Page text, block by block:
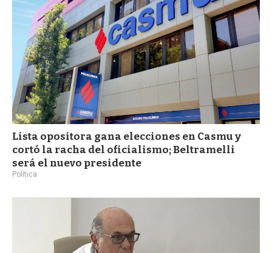
Lista opositora gana elecciones en Casmu y
cortó la racha del oficialismo; Beltramelli
será el nuevo presidente
Política